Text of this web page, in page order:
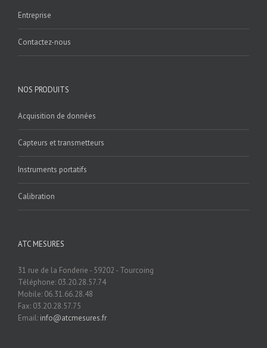
Entreprise
Contactez-nous
NOS PRODUITS
Acquisition de données
Capteurs et transmetteurs
Instruments portatifs
Calibration
ATC MESURES
31 rue de la Fonderie - 59202 - Tourcoing
Téléphone: 03.20.28.57.74
Mobile: 06.31.66.28.48
Fax: 03.20.28.57.75
Email: info@atcmesures.fr